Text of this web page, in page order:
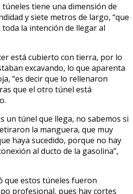
tiene una dimensión de
y siete metros de largo, “que
la intención de llegar al
está cubierto con tierra, por lo
excavando, lo que aparenta
“es decir que lo rellenaron
que el otro túnel está
un túnel que llega, no sabemos si
la manguera, que muy
haya sucedido, porque no hay
al ducto de la gasolina”,
que estos túneles fueron
profesional, pues hay cortes